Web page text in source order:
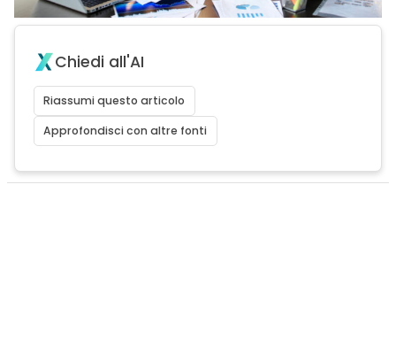
Chiedi all'AI
Riassumi questo articolo
Approfondisci con altre fonti